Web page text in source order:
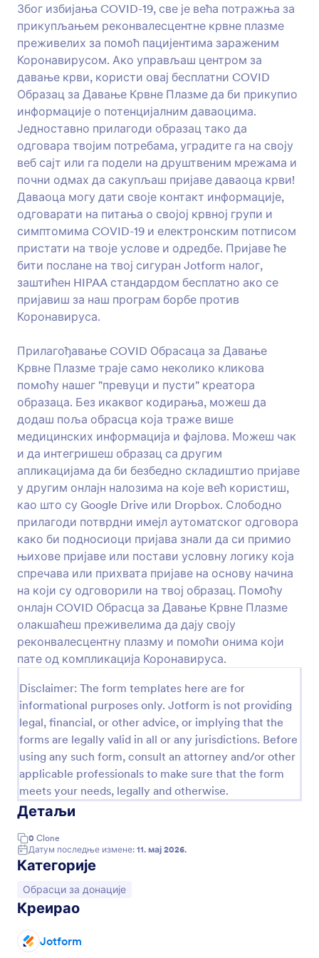
Због избијања COVID-19, све је већа потражња за
прикупљањем реконвалесцентне крвне плазме
преживелих за помоћ пацијентима зараженим
Коронавирусом. Ако управљаш центром за
давање крви, користи овај бесплатни COVID
Образац за Давање Крвне Плазме да би прикупио
информације о потенцијалним даваоцима.
Једноставно прилагоди образац тако да
одговара твојим потребама, уградите га на своју
веб сајт или га подели на друштвеним мрежама и
почни одмах да сакупљаш пријаве даваоца крви!
Даваоца могу дати своје контакт информације,
одговарати на питања о својој крвној групи и
симптомима COVID-19 и електронским потписом
пристати на твоје услове и одредбе. Пријаве ће
бити послане на твој сигуран Jotform налог,
заштићен HIPAA стандардом бесплатно ако се
пријавиш за наш програм борбе против
Коронавируса.
Прилагођавање COVID Обрасаца за Давање
Крвне Плазме траје само неколико кликова
помоћу нашег "превуци и пусти" креатора
образаца. Без икаквог кодирања, можеш да
додаш поља обрасца која траже више
медицинских информација и фајлова. Можеш чак
и да интегришеш образац са другим
апликацијама да би безбедно складиштио пријаве
у другим онлајн налозима на које већ користиш,
као што су Google Drive или Dropbox. Слободно
прилагоди потврдни имејл аутоматског одговора
како би подносиоци пријава знали да си примио
њихове пријаве или постави условну логику која
спречава или прихвата пријаве на основу начина
на који су одговорили на твој образац. Помоћу
онлајн COVID Обрасца за Давање Крвне Плазме
олакшаћеш преживелима да дају своју
реконвалесцентну плазму и помоћи онима који
пате од компликација Коронавируса.
Disclaimer: The form templates here are for
informational purposes only. Jotform is not providing
legal, financial, or other advice, or implying that the
forms are legally valid in all or any jurisdictions. Before
using any such form, consult an attorney and/or other
applicable professionals to make sure that the form
meets your needs, legally and otherwise.
Детаљи
0 Clone
Датум последње измене: 11. мај 2026.
Категорије
Иди на категорију:
Обрасци за донације
Креирао
Jotform
Преглед
Образац за добротворне донације
Почни са прикупљањем донација користећи
овај модеран образац за добротворне
донације. У потпуности је прилагођен мобилним
уређајима, па је донирање помоћу паметхин
уређаја подједнако једноставно!
Go to Category:
Обрасци за донације
Користи Шаблон
Преглед
Добротворне и непрофитне организације могу
без проблема пратити донације предмета
помоћу Jotform! -а! Користећи овај бесплатни
онлајн Образац за Донацију Предмета,
донатори могу да пошаљу своје име, контакт
податке и врсту донације са било ког уређаја.
аутоматски их претворити у PDF фајлове и
Go to Category:
Обрасци за донације